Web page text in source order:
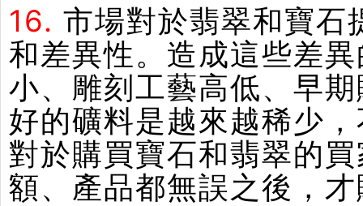
16. 市場對於翡翠和寶石
和差異性。造成這些差
小、雕刻工藝高低、早
好的礦料是越來越稀少
對於購買寶石和翡翠的
額、產品都無誤之後，